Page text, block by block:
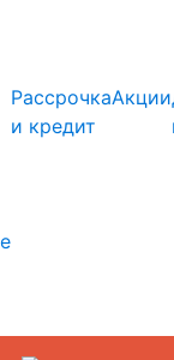
Рассрочка
и кредит
Акции